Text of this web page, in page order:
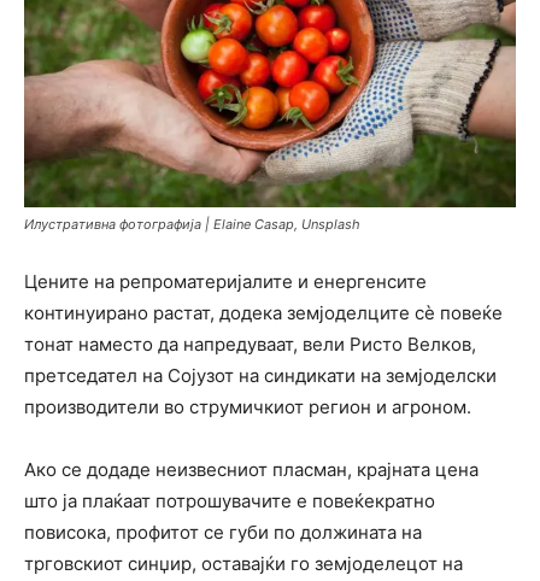
Илустративна фотографија | Elaine Casap, Unsplash
Цените на репроматеријалите и енергенсите
континуирано растат, додека земјоделците сè повеќе
тонат наместо да напредуваат, вели Ристо Велков,
претседател на Сојузот на синдикати на земјоделски
производители во струмичкиот регион и агроном.
Ако се додаде неизвесниот пласман, крајната цена
што ја плаќаат потрошувачите е повеќекратно
повисока, профитот се губи по должината на
трговскиот синџир, оставајќи го земјоделецот на